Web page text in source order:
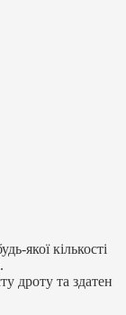
якої кількості
дроту та здатен